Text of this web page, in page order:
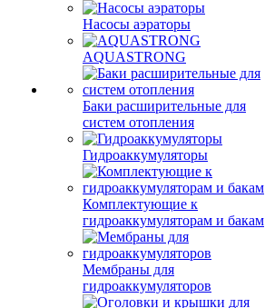
Насосы аэраторы
AQUASTRONG
Баки расширительные для
систем отопления
Гидроаккумуляторы
Комплектующие к
гидроаккумуляторам и бакам
Мембраны для
гидроаккумуляторов